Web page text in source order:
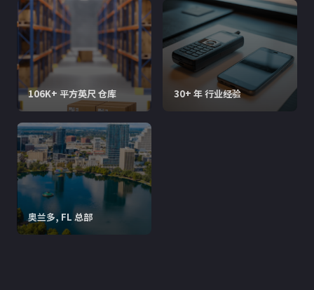
106K+ 平方英尺 仓库 30+ 年 行业经验
奥兰多, FL 总部